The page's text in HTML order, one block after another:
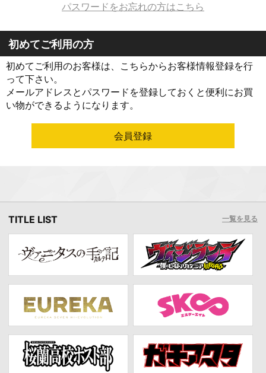
パスワードをお忘れの方はこちら
初めてご利用の方
初めてご利用のお客様は、こちらからお客様情報登録を行
って下さい。
メールアドレスとパスワードを登録しておくと便利にお買
い物ができるようになります。
TITLE LIST 一覧を見る